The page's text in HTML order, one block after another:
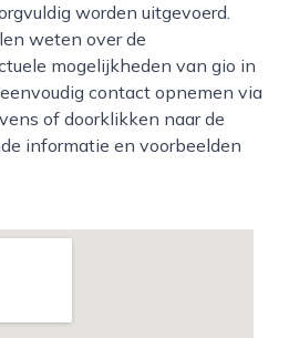
worden uitgevoerd.
weten over de
mogelijkheden van gio in
eenvoudig contact opnemen via
of doorklikken naar de
informatie en voorbeelden